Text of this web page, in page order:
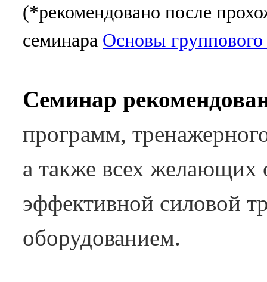
(*рекомендовано после
семинара Основы группового
Семинар
программ,
а также всех желающих
эффективной силовой
оборудованием.